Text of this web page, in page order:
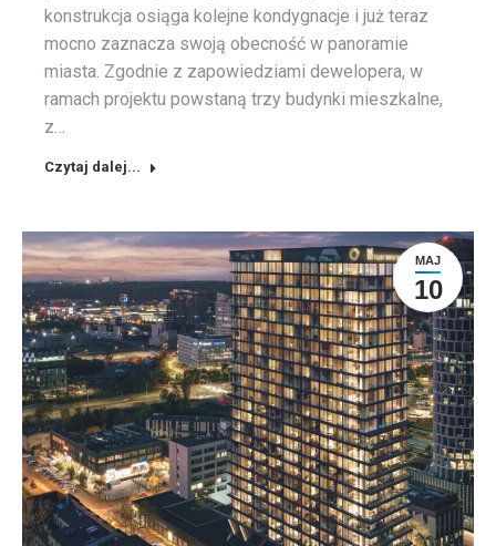
konstrukcja osiąga kolejne kondygnacje i już teraz
mocno zaznacza swoją obecność w panoramie
miasta. Zgodnie z zapowiedziami dewelopera, w
ramach projektu powstaną trzy budynki mieszkalne,
z…
Czytaj dalej...
MAJ
10